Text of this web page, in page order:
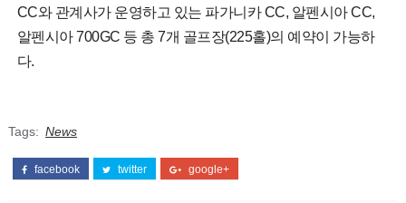
CC와 관계사가 운영하고 있는 파가니카 CC, 알펜시아 CC,
알펜시아 700GC 등 총 7개 골프장(225홀)의 예약이 가능하
다.
Tags: News
facebook twitter google+